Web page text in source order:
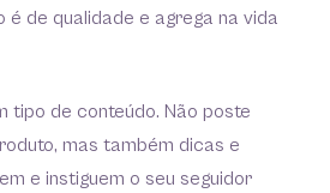
de qualidade e agrega na vida
tipo de conteúdo. Não poste
mas também dicas e
e instiguem o seu seguidor